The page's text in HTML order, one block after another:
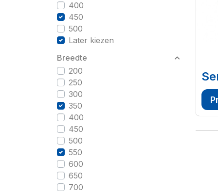
400
450
500
Later kiezen
Breedte
200
250
300
350
400
450
500
550
600
650
700